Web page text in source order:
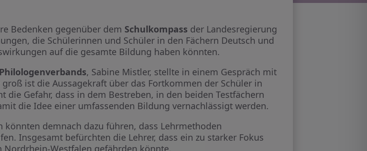
Bedenken gegenüber dem Schulkompass der Landesregierung
die Schülerinnen und Schüler in den Fächern Deutsch und
auf die gesamte Bildung haben könnten.
, Sabine Mistler, stellte in einem Gespräch mit
ist die Aussagekraft über das Fortkommen der Schüler in
die Gefahr, dass in dem Bestreben, in den beiden Testfächern
die Idee einer umfassenden Bildung vernachlässigt werden.
demnach dazu führen, dass Lehrmethoden
Insgesamt befürchten die Lehrer, dass ein zu starker Fokus
Westfalen gefährden könnte.